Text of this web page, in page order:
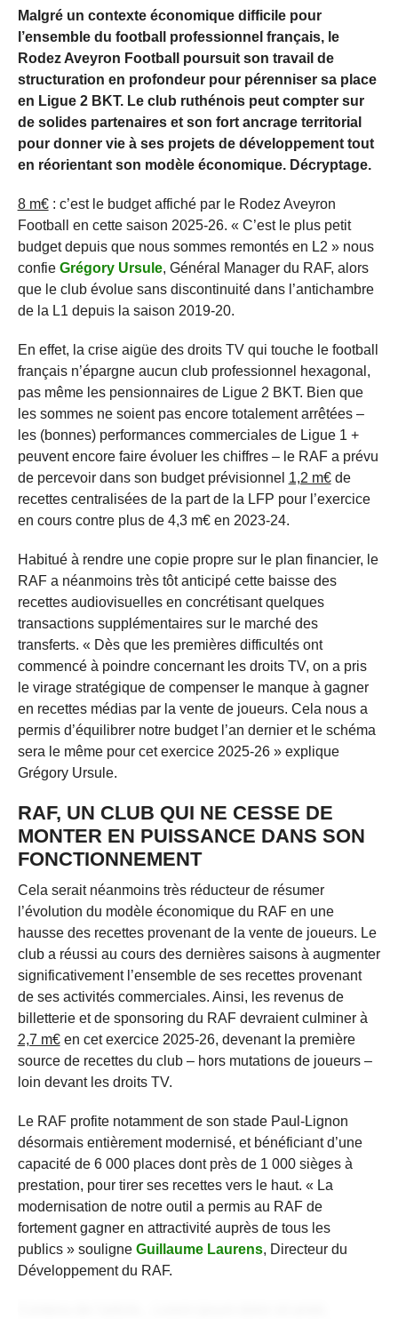
Malgré un contexte économique difficile pour
l’ensemble du football professionnel français, le
Rodez Aveyron Football poursuit son travail de
structuration en profondeur pour pérenniser sa place
en Ligue 2 BKT. Le club ruthénois peut compter sur
de solides partenaires et son fort ancrage territorial
pour donner vie à ses projets de développement tout
en réorientant son modèle économique. Décryptage.
8 m€: c’est le budget affiché par le Rodez Aveyron
Football en cette saison 2025-26. « C’est le plus petit
budget depuis que nous sommes remontés en L2 » nous
confie Grégory Ursule, Général Manager du RAF, alors
que le club évolue sans discontinuité dans l’antichambre
de la L1 depuis la saison 2019-20.
En effet, la crise aigüe des droits TV qui touche le football
français n’épargne aucun club professionnel hexagonal,
pas même les pensionnaires de Ligue 2 BKT. Bien que
les sommes ne soient pas encore totalement arrêtées –
les (bonnes) performances commerciales de Ligue 1 +
peuvent encore faire évoluer les chiffres – le RAF a prévu
de percevoir dans son budget prévisionnel 1,2 m€de
recettes centralisées de la part de la LFP pour l’exercice
en cours contre plus de 4,3 m€ en 2023-24.
Habitué à rendre une copie propre sur le plan financier, le
RAF a néanmoins très tôt anticipé cette baisse des
recettes audiovisuelles en concrétisant quelques
transactions supplémentaires sur le marché des
transferts. « Dès que les premières difficultés ont
commencé à poindre concernant les droits TV, on a pris
le virage stratégique de compenser le manque à gagner
en recettes médias par la vente de joueurs. Cela nous a
permis d’équilibrer notre budget l’an dernier et le schéma
sera le même pour cet exercice 2025-26 » explique
Grégory Ursule.
RAF, UN CLUB QUI NE CESSE DE
MONTER EN PUISSANCE DANS SON
FONCTIONNEMENT
Cela serait néanmoins très réducteur de résumer
l’évolution du modèle économique du RAF en une
hausse des recettes provenant de la vente de joueurs. Le
club a réussi au cours des dernières saisons à augmenter
significativement l’ensemble de ses recettes provenant
de ses activités commerciales. Ainsi, les revenus de
billetterie et de sponsoring du RAF devraient culminer à
2,7 m€en cet exercice 2025-26, devenant la première
source de recettes du club – hors mutations de joueurs –
loin devant les droits TV.
Le RAF profite notamment de son stade Paul-Lignon
désormais entièrement modernisé, et bénéficiant d’une
capacité de 6 000 places dont près de 1 000 sièges à
prestation, pour tirer ses recettes vers le haut. « La
modernisation de notre outil a permis au RAF de
fortement gagner en attractivité auprès de tous les
publics » souligne Guillaume Laurens, Directeur du
Développement du RAF.